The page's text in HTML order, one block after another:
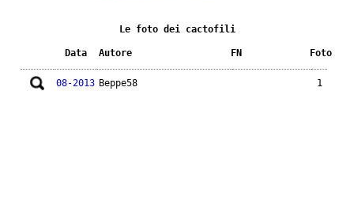
Le foto dei cactofili
Data Autore FN Foto
08-2013 Beppe58 1